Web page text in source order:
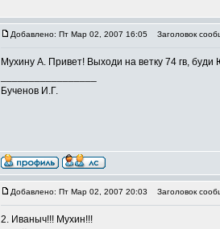
Добавлено: Пт Мар 02, 2007 16:05 Заголовок
Мухину А. Привет! Выходи на ветку 74 гв,
Бученов И.Г.
Добавлено: Пт Мар 02, 2007 20:03 Заголовок
2. Иваныч!!! Мухин!!!